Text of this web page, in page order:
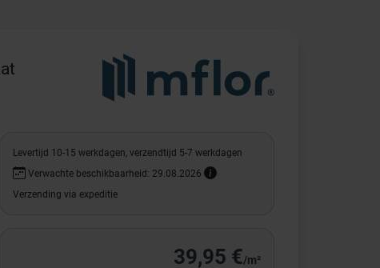
Levertijd 10-15 werkdagen, verzendtijd 5-7 werkdagen
Verwachte beschikbaarheid: 29.08.2026
Verzending via expeditie
39,95 €/m²